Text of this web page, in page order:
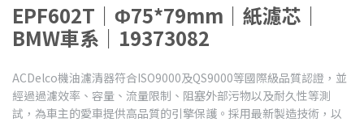
EPF602T｜Φ75*79mm｜紙濾芯｜
BMW車系｜19373082
ACDelco機油濾清器符合ISO9000及QS9000等國際級品質認證，並
經過過濾效率、容量、流量限制、阻塞外部污物以及耐久性等測
試，為車主的愛車提供高品質的引擎保護。採用最新製造技術，以